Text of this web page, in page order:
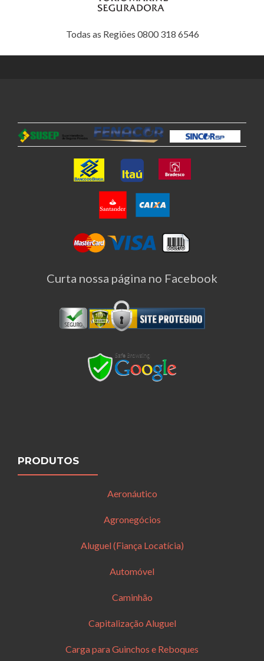
Todas as Regiões 0800 318 6546
Curta nossa página no Facebook
PRODUTOS
Aeronáutico
Agronegócios
Aluguel (Fiança Locatícia)
Automóvel
Caminhão
Capitalização Aluguel
Carga para Guinchos e Reboques